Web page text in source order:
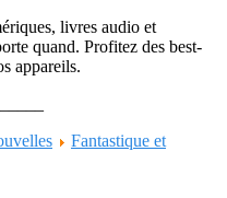
livres audio et
quand. Profitez des best-
appareils.
Fantastique et